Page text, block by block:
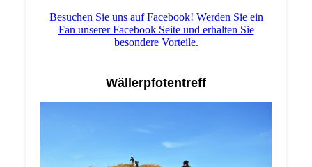
Besuchen Sie uns auf Facebook! Werden Sie ein
Fan unserer Facebook Seite und erhalten Sie
besondere Vorteile.
Wällerpfotentreff